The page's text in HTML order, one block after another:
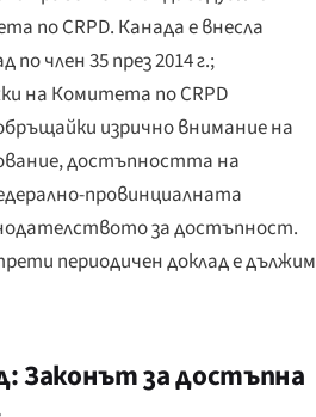
по CRPD. Канада е внесла
член 35 през 2014 г.;
на Комитета по CRPD
изрично внимание на
достъпността на
провинциалната
за достъпност.
периодичен доклад е дължим
Законът за достъпна